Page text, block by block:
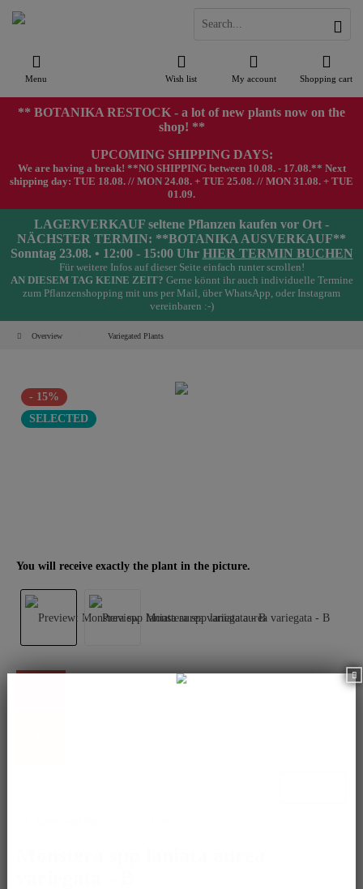
Menu Shopping cart
Wish list My account
** BOTANIKA RESTOCK - a lot of new plants now on the
shop! **
UPCOMING SHIPPING DAYS:
We are having a break! **NO SHIPPING between 10.08. - 17.08.** Next
shipping day: TUE 18.08. // MON 24.08. + TUE 25.08. // MON 31.08. + TUE
01.09.
LAGERVERKAUF seltene Pflanzen kaufen vor Ort -
NÄCHSTER TERMIN: **BOTANIKA AUSVERKAUF**
Sonntag 23.08. • 12:00 - 15:00 Uhr HIER TERMIN BUCHEN
Für weitere Infos auf dieser Seite einfach runter scrollen!
AN DIESEM TAG KEINE ZEIT? Gerne könnt ihr auch individuelle Termine
zum Pflanzenshopping mit uns per Mail, über WhatsApp, oder Instagram
vereinbaren :-)
Overview Variegated Plants
- 15%
SELECTED
You will receive exactly the plant in the picture.
This product is currently not available.